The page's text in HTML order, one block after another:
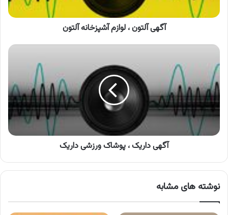
آگهی آلتون ، لوازم آشپزخانه آلتون
آگهی
پوشاک
ورزشی
داریک
آگهی داریک ، پوشاک ورزشی داریک
نوشته های مشابه